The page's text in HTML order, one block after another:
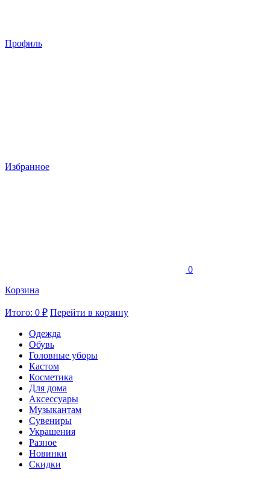
Профиль
Избранное
0
Корзина
Итого: 0 ₽ Перейти в корзину
Одежда
Обувь
Головные уборы
Кастом
Косметика
Для дома
Аксессуары
Музыкантам
Сувениры
Украшения
Разное
Новинки
Скидки